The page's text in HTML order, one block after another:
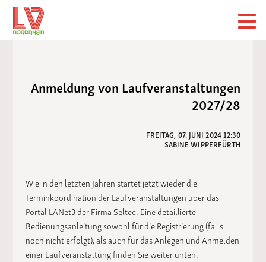
Anmeldung von Laufveranstaltungen
2027/28
FREITAG, 07. JUNI 2024 12:30
SABINE WIPPERFÜRTH
Wie in den letzten Jahren startet jetzt wieder die
Terminkoordination der Laufveranstaltungen über das
Portal LANet3 der Firma Seltec. Eine detaillierte
Bedienungsanleitung sowohl für die Registrierung (falls
noch nicht erfolgt), als auch für das Anlegen und Anmelden
einer Laufveranstaltung finden Sie weiter unten.